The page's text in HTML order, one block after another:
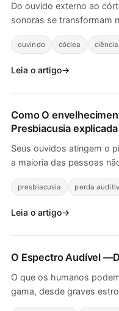
Do ouvido externo ao
sonoras se transformam
ouvindo cóclea
Leia o artigo
Como O
Presbiacusia explicada
Seus ouvidos atingem o
a maioria das pessoas
presbiacusia perda
Leia o artigo
O Espectro Audível
O que os humanos
gama, desde graves